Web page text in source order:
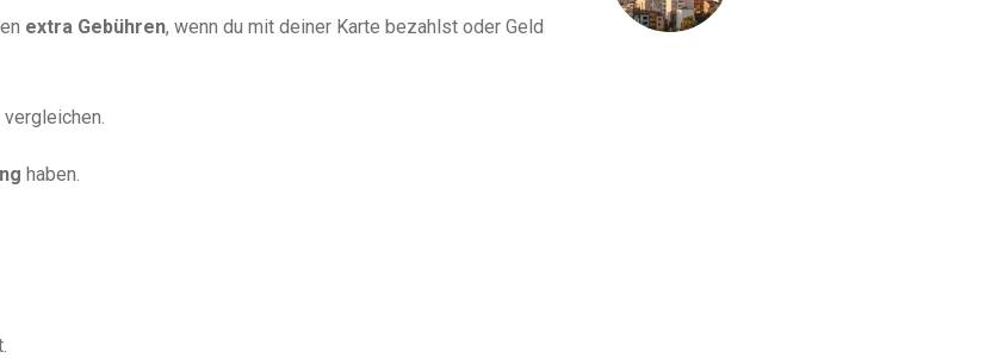
extra Gebühren, wenn du mit deiner Karte bezahlst oder Geld
vergleichen.
haben.